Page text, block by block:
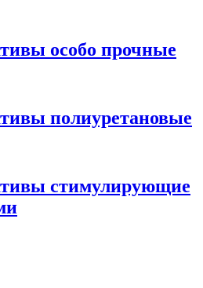
особо прочные
полиуретановые
стимулирующие